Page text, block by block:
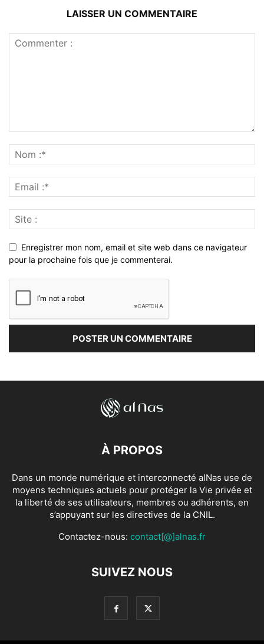
LAISSER UN COMMENTAIRE
Enregistrer mon nom, email et site web dans ce navigateur
pour la prochaine fois que je commenterai.
À PROPOS
Dans un monde numérique et interconnecté alNas use de
moyens techniques actuels pour protéger la Vie privée et
la liberté de ses utilisateurs, membres ou adhérents, en
s’appuyant sur les directives de la CNIL.
Contactez-nous: contact[@]alnas.fr
SUIVEZ NOUS